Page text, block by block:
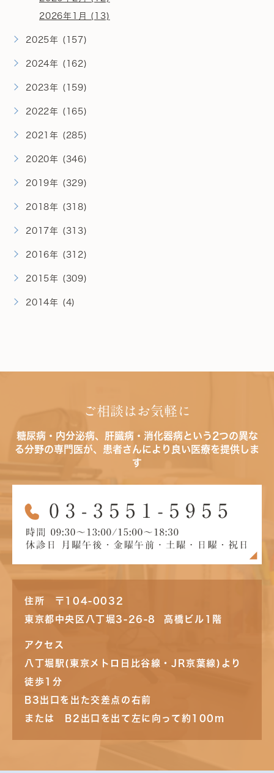
2026年1月 (13)
2025年 (157)
2024年 (162)
2023年 (159)
2022年 (165)
2021年 (285)
2020年 (346)
2019年 (329)
2018年 (318)
2017年 (313)
2016年 (312)
2015年 (309)
2014年 (4)
ご相談はお気軽に
糖尿病・内分泌病、肝臓病・消化器病という2つの異な
る分野の専門医が、患者さんにより良い医療を提供しま
す
住所 〒104-0032
東京都中央区八丁堀3-26-8 高橋ビル1階
アクセス
八丁堀駅(東京メトロ日比谷線・JR京葉線)より
徒歩1分
B3出口を出た交差点の右前
または B2出口を出て左に向って約100m